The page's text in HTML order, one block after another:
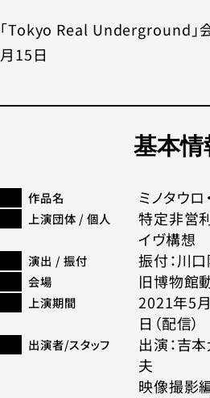
「Tokyo Real Underground」
月15日
基本情
作品名 ミノタウロ
上演団体 / 個人
特定非営
イヴ構想
演出 / 振付 振付：川
会場 旧博物館
上演期間
2021年5
日（配信）
出演者/スタッフ
出演：吉
夫
映像撮影